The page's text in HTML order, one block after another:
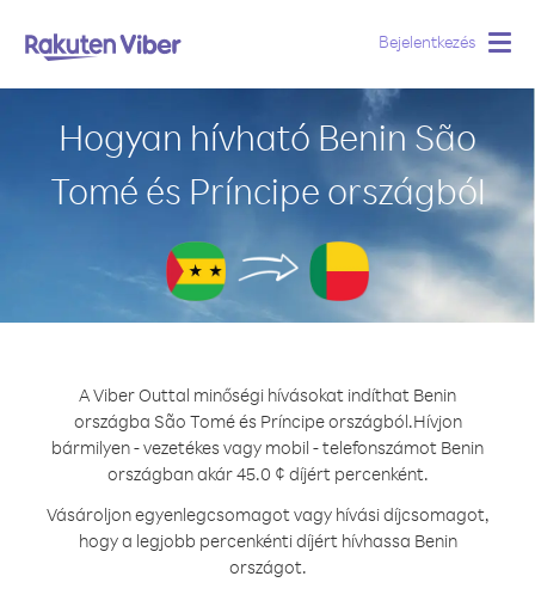
Bejelentkezés
Hogyan hívható Benin São
Tomé és Príncipe országból
A Viber Outtal minőségi hívásokat indíthat Benin
országba São Tomé és Príncipe országból.Hívjon
bármilyen - vezetékes vagy mobil - telefonszámot Benin
országban akár 45.0 ¢ díjért percenként.
Vásároljon egyenlegcsomagot vagy hívási díjcsomagot,
hogy a legjobb percenkénti díjért hívhassa Benin
országot.